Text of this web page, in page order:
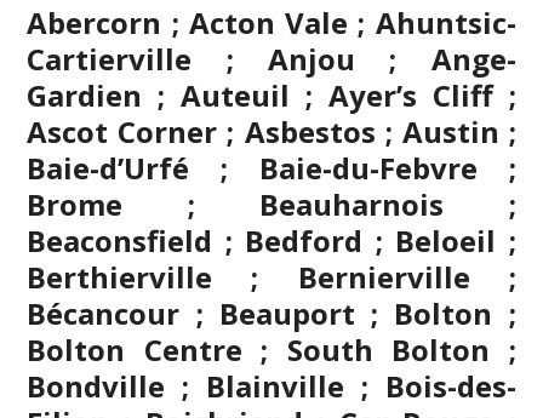
Abercorn ; Acton Vale ; Ahuntsic-
Cartierville ; Anjou ; Ange-
Gardien ; Auteuil ; Ayer’s Cliff ;
Ascot Corner ; Asbestos ; Austin ;
Baie-d’Urfé ; Baie-du-Febvre ;
Brome ; Beauharnois ;
Beaconsfield ; Bedford ; Beloeil ;
Berthierville ; Bernierville ;
Bécancour ; Beauport ; Bolton ;
Bolton Centre ; South Bolton ;
Bondville ; Blainville ; Bois-des-